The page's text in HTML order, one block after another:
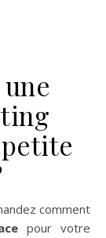
pour votre